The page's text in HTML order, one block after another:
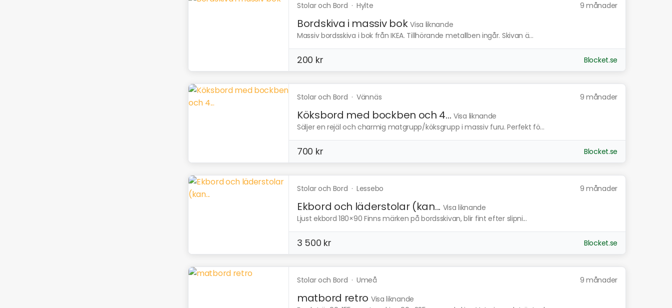
Stolar och Bord · Hylte 9 månader
Bordskiva i massiv bok Visa liknande
Massiv bordsskiva i bok från IKEA. Tillhörande metallben ingår. Skivan ä...
200 kr Blocket.se
Stolar och Bord · Vännäs 9 månader
Köksbord med bockben och 4... Visa liknande
Säljer en rejäl och charmig matgrupp/köksgrupp i massiv furu. Perfekt fö...
700 kr Blocket.se
Stolar och Bord · Lessebo 9 månader
Ekbord och läderstolar (kan... Visa liknande
Ljust ekbord 180×90 Finns märken på bordsskivan, blir fint efter slipni...
3 500 kr Blocket.se
Stolar och Bord · Umeå 9 månader
matbord retro Visa liknande